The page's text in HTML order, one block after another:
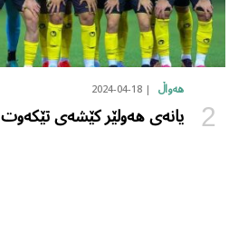
هەواڵ 2024-04-18
یانەی هەولێر کێشەی تێکەوت